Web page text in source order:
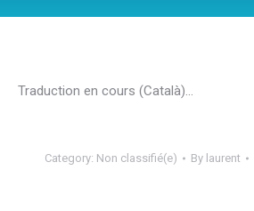
Traduction en cours (Català)…
Category: Non classifié(e) By laurent